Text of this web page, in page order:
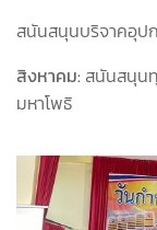
สนันสนุนบริจาคอุป
สิงหาคม:สนันสนุน
มหาโพธิ